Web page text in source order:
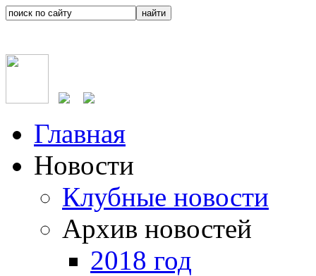
Главная
Новости
Клубные новости
Архив новостей
2018 год